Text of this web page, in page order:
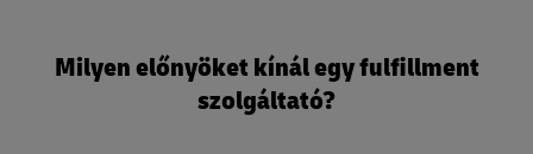
Milyen előnyöket kínál egy fulfillment
szolgáltató?